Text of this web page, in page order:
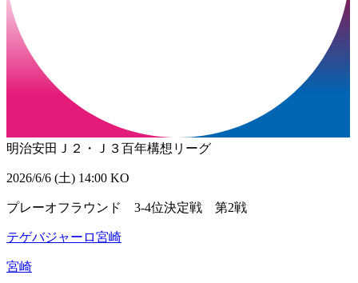
明治安田Ｊ２・Ｊ３百年構想リーグ
2026/6/6 (土) 14:00 KO
プレーオフラウンド 3-4位決定戦 第2戦
テゲバジャーロ宮崎
宮崎